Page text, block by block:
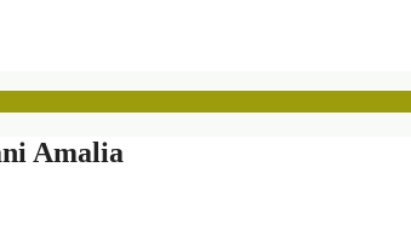
Amalia